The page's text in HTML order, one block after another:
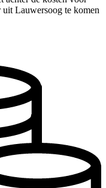
uit Lauwersoog te komen